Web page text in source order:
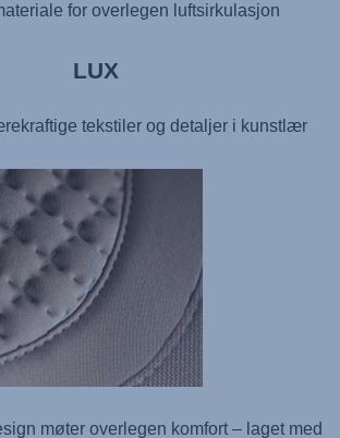
for overlegen luftsirkulasjon
LUX
tekstiler og detaljer i kunstlær
møter overlegen komfort – laget med